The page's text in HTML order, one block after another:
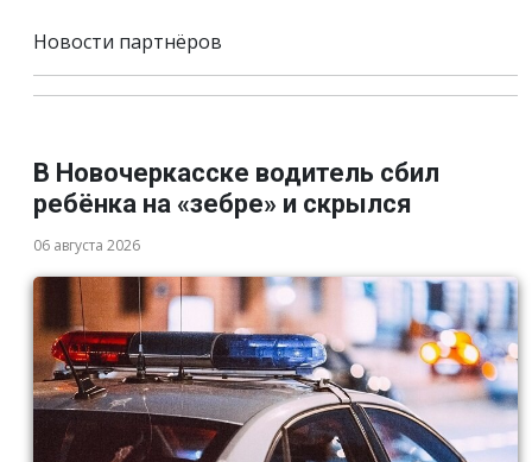
Новости партнёров
В Новочеркасске водитель сбил
ребёнка на «зебре» и скрылся
06 августа 2026